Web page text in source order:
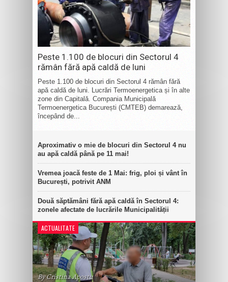
Peste 1.100 de blocuri din Sectorul 4
rămân fără apă caldă de luni
Peste 1.100 de blocuri din Sectorul 4 rămân fără
apă caldă de luni. Lucrări Termoenergetica și în alte
zone din Capitală. Compania Municipală
Termoenergetica București (CMTEB) demarează,
începând de...
Aproximativ o mie de blocuri din Sectorul 4 nu
au apă caldă până pe 11 mai!
Vremea joacă feste de 1 Mai: frig, ploi și vânt în
București, potrivit ANM
Două săptămâni fără apă caldă în Sectorul 4:
zonele afectate de lucrările Municipalității
ACTUALITATE
By Cristina Apostu